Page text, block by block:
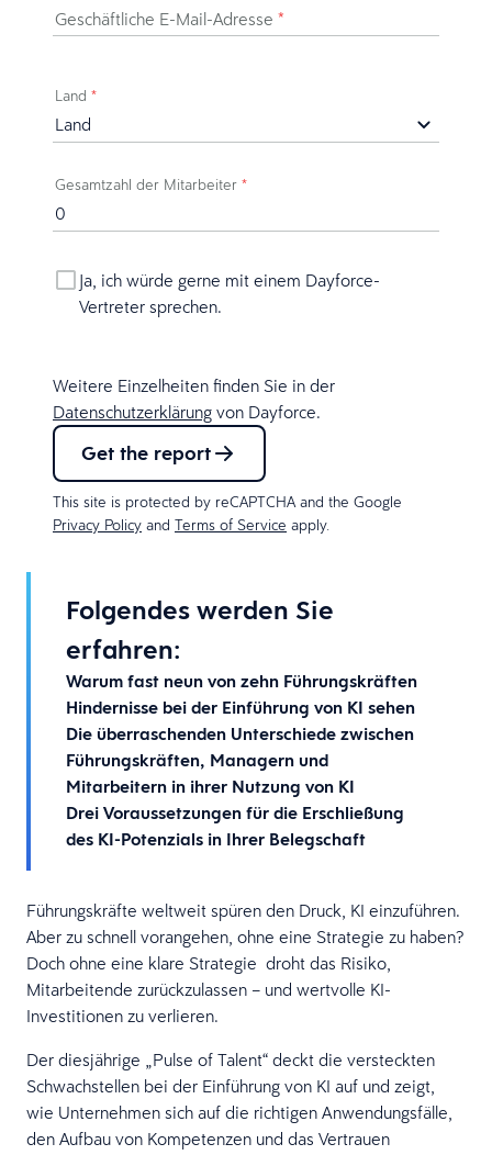
Folgendes werden Sie
erfahren:
Warum fast neun von zehn Führungskräften
Hindernisse bei der Einführung von KI sehen
Die überraschenden Unterschiede zwischen
Führungskräften, Managern und
Mitarbeitern in ihrer Nutzung von KI
Drei Voraussetzungen für die Erschließung
des KI-Potenzials in Ihrer Belegschaft
Führungskräfte weltweit spüren den Druck, KI einzuführen.
Aber zu schnell vorangehen, ohne eine Strategie zu haben?
Doch ohne eine klare Strategie droht das Risiko,
Mitarbeitende zurückzulassen – und wertvolle KI-
Investitionen zu verlieren.
Der diesjährige „Pulse of Talent“ deckt die versteckten
Schwachstellen bei der Einführung von KI auf und zeigt,
wie Unternehmen sich auf die richtigen Anwendungsfälle,
den Aufbau von Kompetenzen und das Vertrauen
Geschäftliche E-Mail-Adresse *
Land *
Gesamtzahl der Mitarbeiter *
Ja, ich würde gerne mit einem Dayforce-
Vertreter sprechen.
Weitere Einzelheiten finden Sie in der
Datenschutzerklärung von Dayforce.
Get the report
This site is protected by reCAPTCHA and the Google
Privacy Policy and Terms of Service apply.